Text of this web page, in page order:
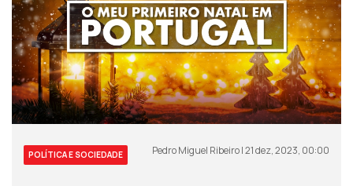
POLÍTICA E SOCIEDADE Pedro Miguel Ribeiro | 21 dez, 2023, 00:00